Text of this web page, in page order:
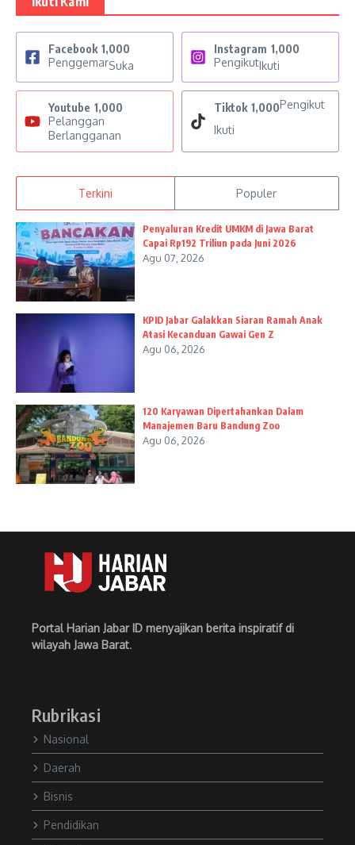
Facebook 1,000
PenggemarSuka
Instagram 1,000
PengikutIkuti
Youtube 1,000
Pelanggan
Berlangganan
Tiktok 1,000Pengikut
Ikuti
Terkini Populer
Penyaluran Kredit UMKM di Jawa Barat
Capai Rp192 Triliun pada Juni 2026
Agu 07, 2026
KPID Jabar Galakkan Siaran Ramah Anak
Atasi Kecanduan Gawai Gen Z
Agu 06, 2026
120 Karyawan Dipertahankan Dalam
Manajemen Baru Bandung Zoo
Agu 06, 2026
Portal Harian Jabar ID menyajikan berita inspiratif di
wilayah Jawa Barat.
Rubrikasi
Nasional
Daerah
Bisnis
Pendidikan